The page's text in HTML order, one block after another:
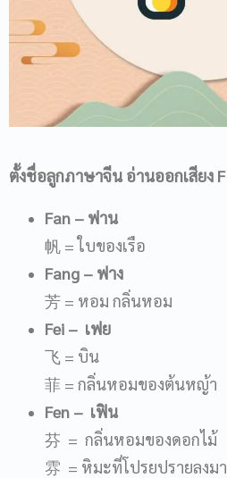
ตั้งชื่อลูกภาษาจีน อ่านออกเสียง F
Fan – ฟาน
帆 = ใบของเรือ
Fang – ฟาง
芳 = หอม กลิ่นหอม
Fei – เฟย
飞 = บิน
菲 = กลิ่นหอมของต้นหญ้า
Fen – เฟิน
芬 = กลิ่นหอมของดอกไม้
雰 = หิมะที่โปรยปรายลงมา